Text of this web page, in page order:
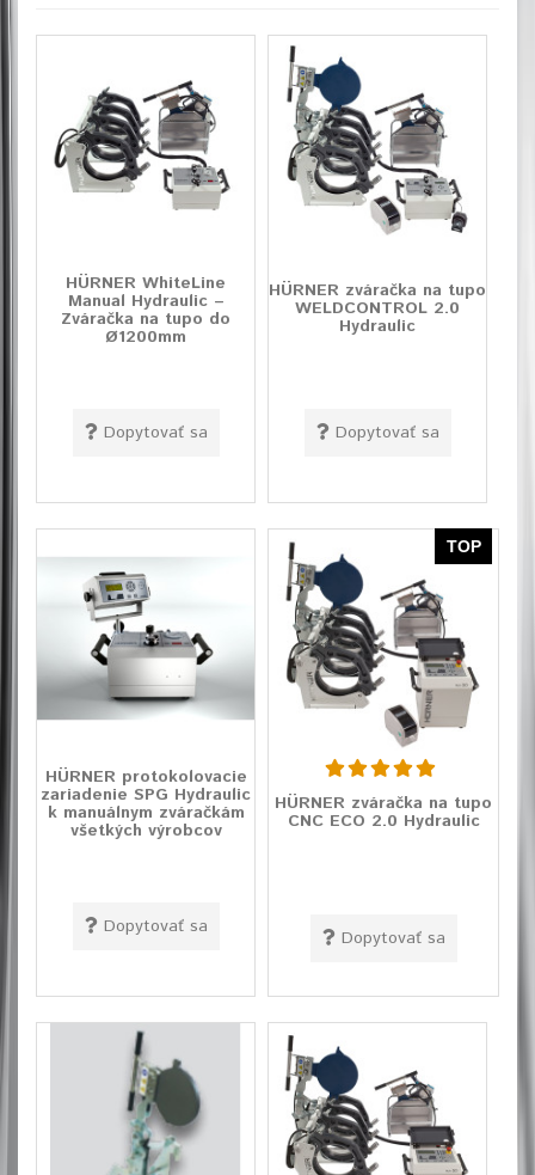
HÜRNER WhiteLine
Manual Hydraulic –
Zváračka na tupo do
Ø1200mm
Dopytovať sa
HÜRNER zváračka na tupo
WELDCONTROL 2.0
Hydraulic
Dopytovať sa
HÜRNER protokolovacie
zariadenie SPG Hydraulic
k manuálnym zváračkám
všetkých výrobcov
Dopytovať sa
TOP
HÜRNER zváračka na tupo
CNC ECO 2.0 Hydraulic
Dopytovať sa